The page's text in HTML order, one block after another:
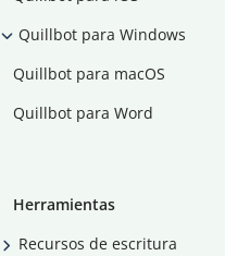
Quillbot para Windows
Quillbot para macOS
Quillbot para Word
Herramientas
Recursos de escritura